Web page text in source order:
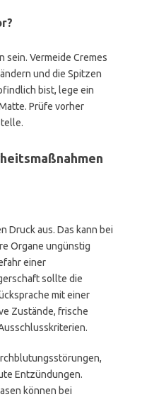
sein. Vermeide Cremes
und die Spitzen
bist, lege ein
Prüfe vorher
Druck aus. Das kann bei
Organe ungünstig
einer
sollte die
mit einer
Zustände, frische
Entzündungen.
können bei